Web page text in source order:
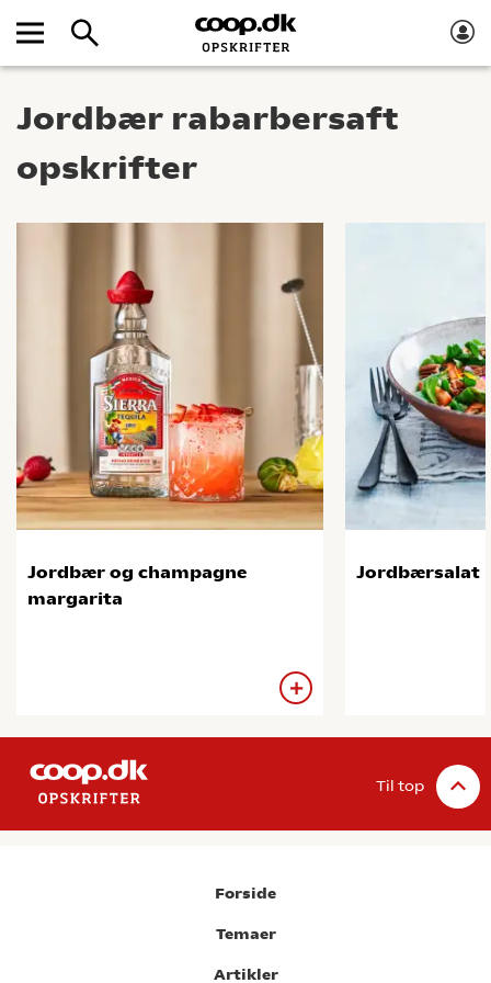
Jordbær rabarbersaft
opskrifter
Jordbær og champagne
margarita
Jordbærsalat
Til top
Forside
Temaer
Artikler